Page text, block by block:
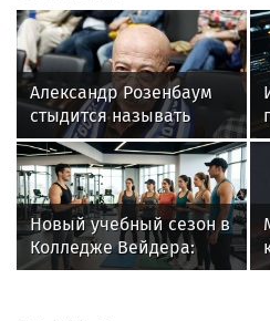
Александр Розенбаум
стыдится называть
себя звездой
Новый учебный сезон в
Колледже Вейдера:
стартовали очные